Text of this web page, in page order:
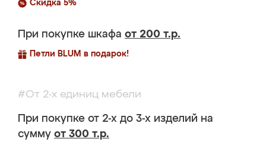
Скидка 5%
При покупке шкафа от 200 т.р.
Петли BLUM в подарок!
#От 2-х единиц мебели
При покупке от 2-х до 3-х изделий на
сумму от 300 т.р.